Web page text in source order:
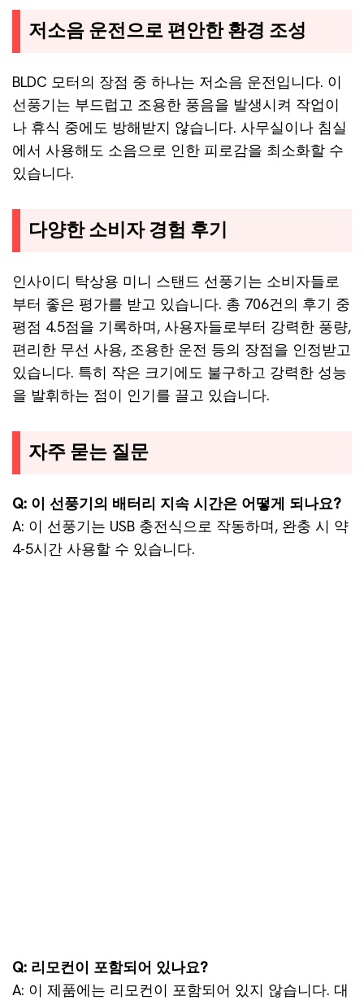
저소음 운전으로 편안한 환경 조성
BLDC 모터의 장점 중 하나는 저소음 운전입니다. 이
선풍기는 부드럽고 조용한 풍음을 발생시켜 작업이
나 휴식 중에도 방해받지 않습니다. 사무실이나 침실
에서 사용해도 소음으로 인한 피로감을 최소화할 수
있습니다.
다양한 소비자 경험 후기
인사이디 탁상용 미니 스탠드 선풍기는 소비자들로
부터 좋은 평가를 받고 있습니다. 총 706건의 후기 중
평점 4.5점을 기록하며, 사용자들로부터 강력한 풍량,
편리한 무선 사용, 조용한 운전 등의 장점을 인정받고
있습니다. 특히 작은 크기에도 불구하고 강력한 성능
을 발휘하는 점이 인기를 끌고 있습니다.
자주 묻는 질문
Q: 이 선풍기의 배터리 지속 시간은 어떻게 되나요?
A: 이 선풍기는 USB 충전식으로 작동하며, 완충 시 약
4-5시간 사용할 수 있습니다.
Q: 리모컨이 포함되어 있나요?
A: 이 제품에는 리모컨이 포함되어 있지 않습니다. 대